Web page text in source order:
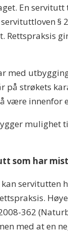
En
med
strøkets
være innenfor
som har
servitutten
362
med at en